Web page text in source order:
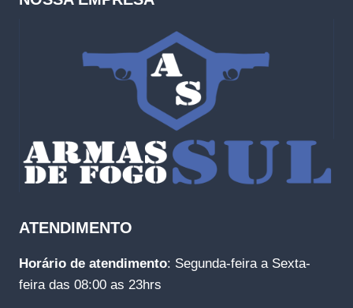
ATENDIMENTO
Horário de atendimento: Segunda-feira a Sexta-
feira das 08:00 as 23hrs